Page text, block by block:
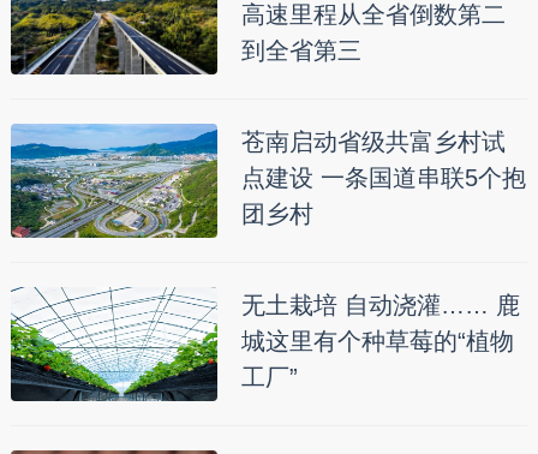
高速里程从全省倒数第二
到全省第三
苍南启动省级共富乡村试
点建设 一条国道串联5个抱
团乡村
无土栽培 自动浇灌…… 鹿
城这里有个种草莓的“植物
工厂”